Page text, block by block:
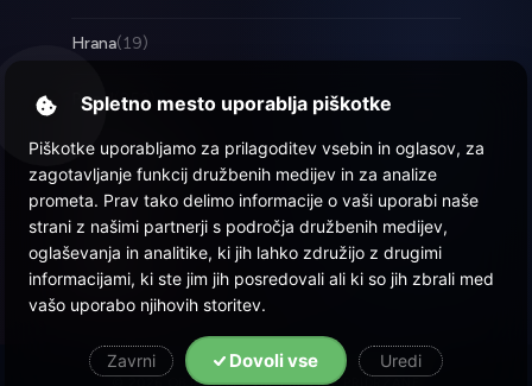
Hrana(19)
Posel(253)
Tehnologija(17)
Zabava(57)
Zdravje(22)
Spletno mesto uporablja piškotke
Piškotke uporabljamo za prilagoditev vsebin in oglasov, za
zagotavljanje funkcij družbenih medijev in za analize
prometa. Prav tako delimo informacije o vaši uporabi naše
strani z našimi partnerji s področja družbenih medijev,
oglaševanja in analitike, ki jih lahko združijo z drugimi
informacijami, ki ste jim jih posredovali ali ki so jih zbrali med
vašo uporabo njihovih storitev.
Zavrni Dovoli vse Uredi